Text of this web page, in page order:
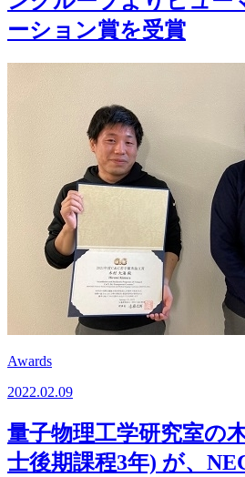
ーション賞を受賞
Awards
2022.02.09
量子物理工学研究室の
士後期課程3年) が、